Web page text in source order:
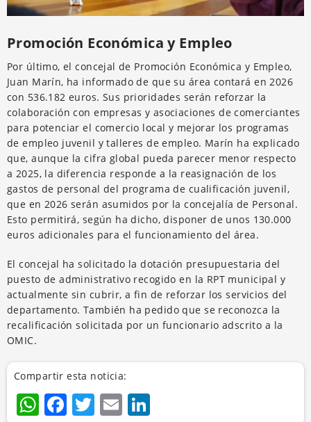
Promoción Económica y Empleo
Por último, el concejal de Promoción Económica y Empleo,
Juan Marín, ha informado de que su área contará en 2026
con 536.182 euros. Sus prioridades serán reforzar la
colaboración con empresas y asociaciones de comerciantes
para potenciar el comercio local y mejorar los programas
de empleo juvenil y talleres de empleo. Marín ha explicado
que, aunque la cifra global pueda parecer menor respecto
a 2025, la diferencia responde a la reasignación de los
gastos de personal del programa de cualificación juvenil,
que en 2026 serán asumidos por la concejalía de Personal.
Esto permitirá, según ha dicho, disponer de unos 130.000
euros adicionales para el funcionamiento del área.
El concejal ha solicitado la dotación presupuestaria del
puesto de administrativo recogido en la RPT municipal y
actualmente sin cubrir, a fin de reforzar los servicios del
departamento. También ha pedido que se reconozca la
recalificación solicitada por un funcionario adscrito a la
OMIC.
Compartir esta noticia:
WhatsApp
Facebook
Twitter
Email